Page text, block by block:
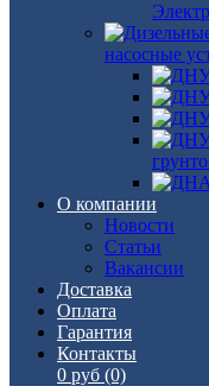
насосные
О компании
Новости
Статьи
Вакансии
Доставка
Оплата
Гарантия
Контакты
0 руб (0)